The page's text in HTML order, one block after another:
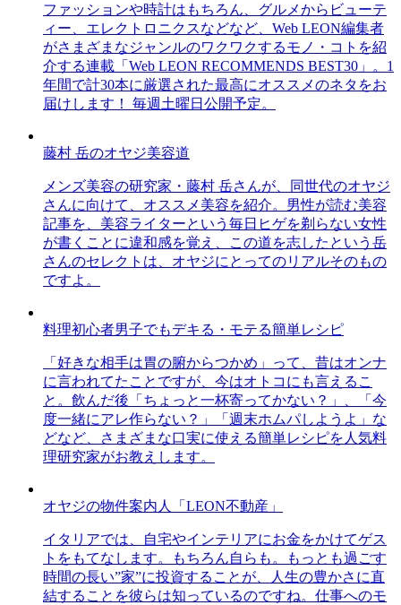
ファッションや時計はもちろん、グルメからビューテ
ィー、エレクトロニクスなどなど、Web LEON編集者
がさまざまなジャンルのワクワクするモノ・コトを紹
介する連載「Web LEON RECOMMENDS BEST30」。1
年間で計30本に厳選された最高にオススメのネタをお
届けします！ 毎週土曜日公開予定。
藤村 岳のオヤジ美容道
メンズ美容の研究家・藤村 岳さんが、同世代のオヤジ
さんに向けて、オススメ美容を紹介。男性が読む美容
記事を、美容ライターという毎日ヒゲを剃らない女性
が書くことに違和感を覚え、この道を志したという岳
さんのセレクトは、オヤジにとってのリアルそのもの
ですよ。
料理初心者男子でもデキる・モテる簡単レシピ
「好きな相手は胃の腑からつかめ」って、昔はオンナ
に言われてたことですが、今はオトコにも言えるこ
と。飲んだ後「ちょっと一杯寄ってかない？」、「今
度一緒にアレ作らない？」「週末ホムパしようよ」な
どなど、さまざまな口実に使える簡単レシピを人気料
理研究家がお教えします。
オヤジの物件案内人「LEON不動産」
イタリアでは、自宅やインテリアにお金をかけてゲス
トをもてなします。もちろん自らも。もっとも過ごす
時間の長い”家”に投資することが、人生の豊かさに直
結することを彼らは知っているのですね。仕事へのモ